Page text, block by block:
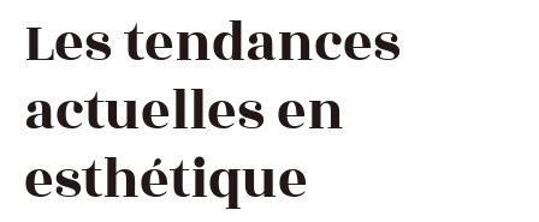
Les tendances
actuelles en
esthétique